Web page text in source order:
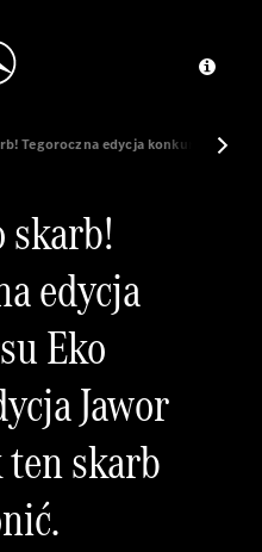
Tegoroczna edycja konkursu Eko
skarb!
edycja
Eko
Jawor
skarb